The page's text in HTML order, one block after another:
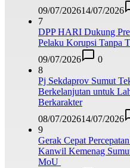
09/07/202614/07/2026
7
DPP HARI Dukung
Pelaku Korupsi Tanpa
09/07/2026
0
8
Pj Sekdaprov Sumut
Berkelanjutan untuk
Berkarakter
08/07/202614/07/2026
9
Gerak Cepat
Kanwil Kemenag
MoU